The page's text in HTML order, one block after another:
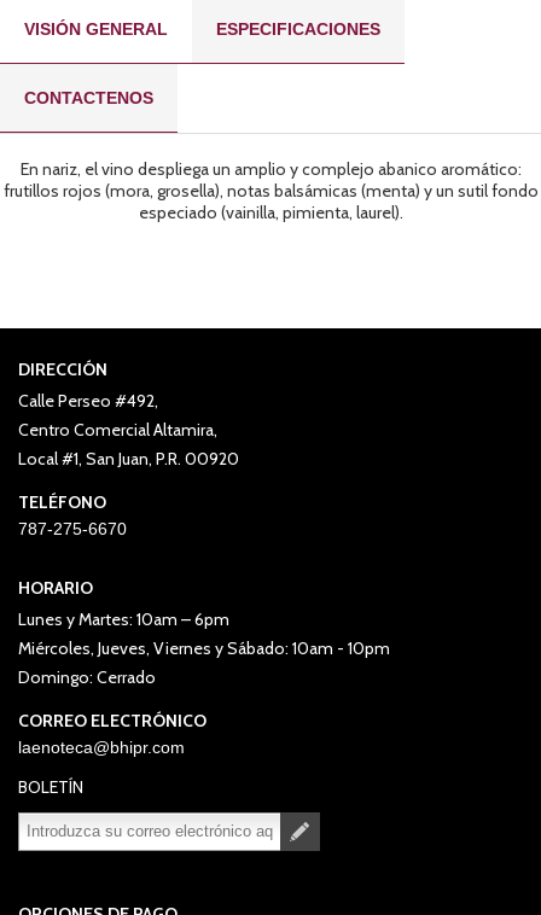
VISIÓN GENERAL ESPECIFICACIONES
CONTACTENOS
En nariz, el vino despliega un amplio y complejo abanico aromático:
frutillos rojos (mora, grosella), notas balsámicas (menta) y un sutil fondo
especiado (vainilla, pimienta, laurel).
DIRECCIÓN
Calle Perseo #492,
Centro Comercial Altamira,
Local #1, San Juan, P.R. 00920
TELÉFONO
787-275-6670
HORARIO
Lunes y Martes: 10am – 6pm
Miércoles, Jueves, Viernes y Sábado: 10am - 10pm
Domingo: Cerrado
CORREO ELECTRÓNICO
laenoteca@bhipr.com
BOLETÍN